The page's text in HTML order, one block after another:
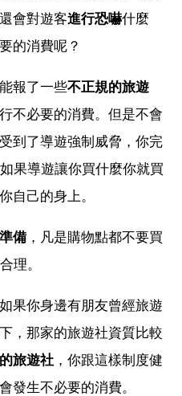
會對遊客進行恐嚇什麼
的消費呢？
報了一些不正規的旅遊
不必要的消費。但是不會
到了導遊強制威脅，你完
果導遊讓你買什麼你就買
自己的身上。
備，凡是購物點都不要買
理。
果你身邊有朋友曾經旅遊
，那家的旅遊社資質比較
旅遊社 ，你跟這樣制度健
發生不必要的消費。